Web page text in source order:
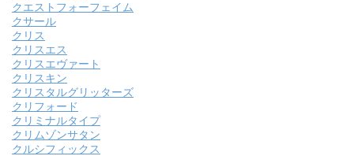
クエストフォーフェイム
クサール
クリス
クリスエス
クリスエヴァート
クリスキン
クリスタルグリッターズ
クリフォード
クリミナルタイプ
クリムゾンサタン
クルシフィックス